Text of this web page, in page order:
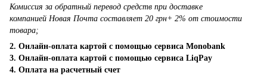
Комиссия за обратный перевод средств при доставке
компанией Новая Почта составляет 20 грн+ 2% от стоимости
товара;
2. Онлайн-оплата картой с помощью сервиса Monobank
3. Онлайн-оплата картой с помощью сервиса LiqPay
4. Оплата на расчетный счет